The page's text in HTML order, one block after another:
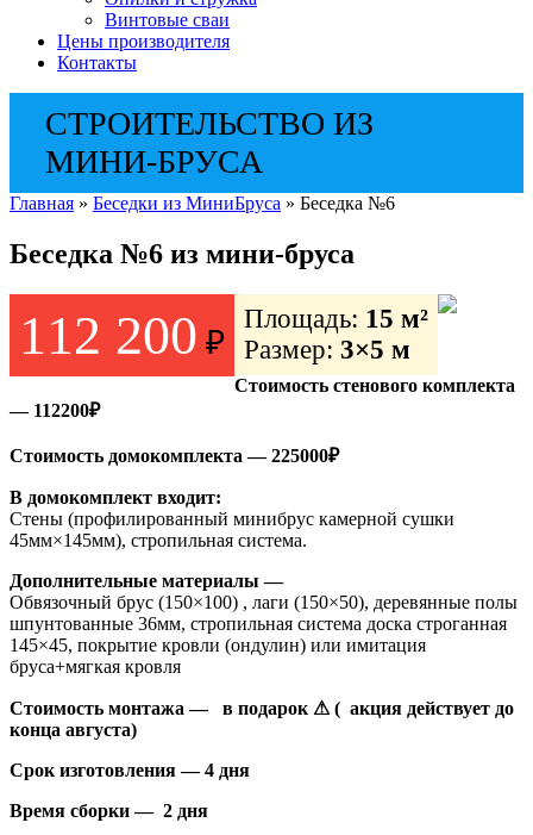
Винтовые сваи
Цены производителя
Контакты
СТРОИТЕЛЬСТВО ИЗ
МИНИ-БРУСА
Главная » Беседки из МиниБруса » Беседка №6
Беседка №6 из мини-бруса
112 200 ₽
Площадь: 15 м²
Размер: 3×5 м
Стоимость стенового комплекта
— 112200₽
Стоимость домокомплекта — 225000₽
В домокомплект входит:
Стены (профилированный минибрус камерной сушки
45мм×145мм), стропильная система.
Дополнительные материалы —
Обвязочный брус (150×100) , лаги (150×50), деревянные полы
шпунтованные 36мм, стропильная система доска строганная
145×45, покрытие кровли (ондулин) или имитация
бруса+мягкая кровля
Стоимость монтажа — в подарок ⚠ ( акция действует до
конца августа)
Срок изготовления — 4 дня
Время сборки — 2 дня